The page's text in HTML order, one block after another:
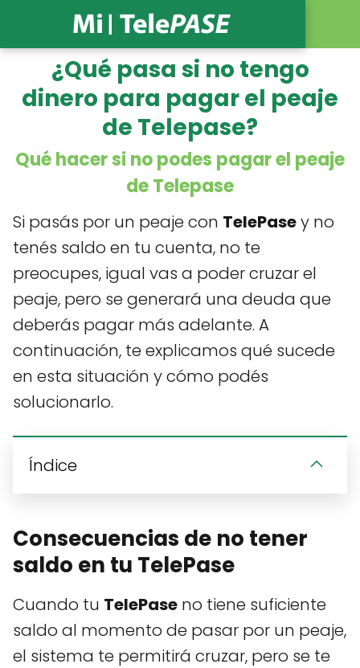
¿Qué pasa si no tengo
dinero para pagar el peaje
de Telepase?
Qué hacer si no podes pagar el peaje
de Telepase
Si pasás por un peaje con TelePasey no
tenés saldo en tu cuenta, no te
preocupes, igual vas a poder cruzar el
peaje, pero se generará una deuda que
deberás pagar más adelante. A
continuación, te explicamos qué sucede
en esta situación y cómo podés
solucionarlo.
Índice
Consecuencias de no tener
saldo en tu TelePase
Cuando tu TelePase no tiene suficiente
saldo al momento de pasar por un peaje,
el sistema te permitirá cruzar, pero se te